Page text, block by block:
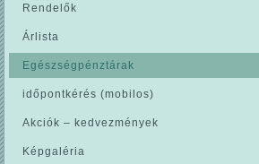
Rendelők
Árlista
Egészségpénztárak
időpontkérés (mobilos)
Akciók – kedvezmények
Képgaléria